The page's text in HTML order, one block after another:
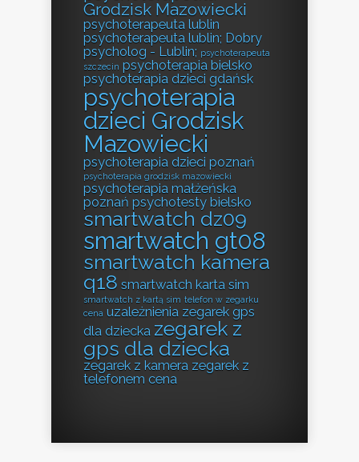
Grodzisk Mazowiecki
psychoterapeuta lublin
psychoterapeuta lublin; Dobry
psycholog - Lublin; psychoterapeuta
szczecin psychoterapia bielsko
psychoterapia dzieci gdańsk
psychoterapia
dzieci Grodzisk
Mazowiecki
psychoterapia dzieci poznań
psychoterapia grodzisk mazowiecki
psychoterapia małżeńska
poznań psychotesty bielsko
smartwatch dz09
smartwatch gt08
smartwatch kamera
q18 smartwatch karta sim
smartwatch z kartą sim telefon w zegarku
cena uzależnienia zegarek gps
dla dziecka zegarek z
gps dla dziecka
zegarek z kamera zegarek z
telefonem cena